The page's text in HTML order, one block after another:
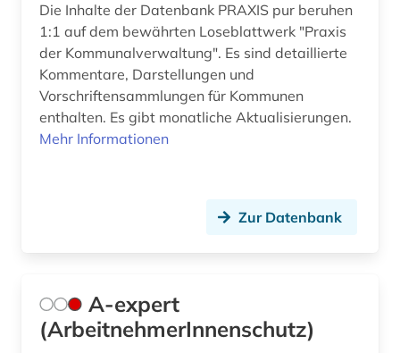
arbeitsgericht (1)
arbeitsgerichtsgesetz (1)
arbeitsmarktforschung (1)
arbeitssicherheit (8)
Malta (1)
Mecklenburg-Vorpommern (2)
Mittelamerika (4)
Moldawien (2)
Norwegen (3)
Die Inhalte der Datenbank PRAXIS pur beruhen
1:1 auf dem bewährten Loseblattwerk "Praxis
der Kommunalverwaltung". Es sind detaillierte
Kommentare, Darstellungen und
Vorschriftensammlungen für Kommunen
enthalten. Es gibt monatliche Aktualisierungen.
Mehr Informationen
Zur Datenbank
A-expert
(ArbeitnehmerInnenschutz)